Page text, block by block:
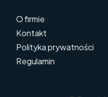
O firmie
Kontakt
Polityka prywatności
Regulamin